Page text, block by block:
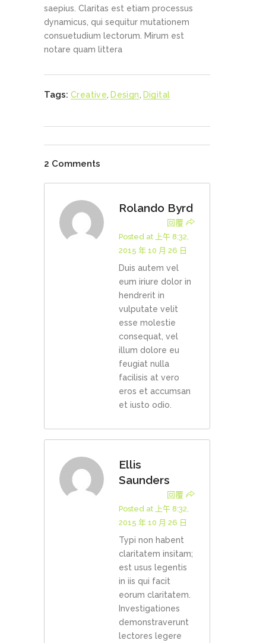
saepius. Claritas est etiam processus
dynamicus, qui sequitur mutationem
consuetudium lectorum. Mirum est
notare quam littera
Tags: Creative Design Digital
2 Comments
Rolando Byrd
回覆
Posted at 上午 8:32,
2015 年 10 月 26 日
Duis autem vel
eum iriure dolor in
hendrerit in
vulputate velit
esse molestie
consequat, vel
illum dolore eu
feugiat nulla
facilisis at vero
eros et accumsan
et iusto odio.
Ellis
Saunders
回覆
Posted at 上午 8:32,
2015 年 10 月 26 日
Typi non habent
claritatem insitam;
est usus legentis
in iis qui facit
eorum claritatem.
Investigationes
demonstraverunt
lectores legere